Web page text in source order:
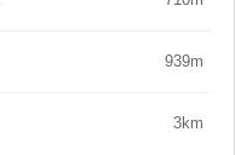
939m
3km